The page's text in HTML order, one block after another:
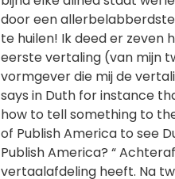
door een
te huilen! Ik deed er zeven
eerste vertaling (van mijn
vormgever die mij de
says in Duth for instance
how to tell something to
of Publish America to see
Publish America? “
vertaalafdeling heeft. Na